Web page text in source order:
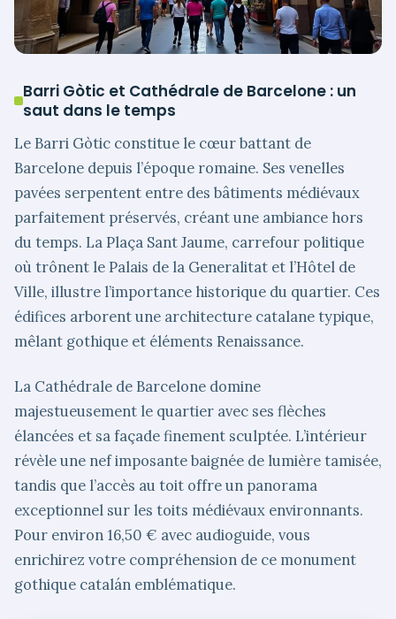
Barri Gòtic et Cathédrale de Barcelone : un
saut dans le temps
Le Barri Gòtic constitue le cœur battant de
Barcelone depuis l’époque romaine. Ses venelles
pavées serpentent entre des bâtiments médiévaux
parfaitement préservés, créant une ambiance hors
du temps. La Plaça Sant Jaume, carrefour politique
où trônent le Palais de la Generalitat et l’Hôtel de
Ville, illustre l’importance historique du quartier. Ces
édifices arborent une architecture catalane typique,
mêlant gothique et éléments Renaissance.
La Cathédrale de Barcelone domine
majestueusement le quartier avec ses flèches
élancées et sa façade finement sculptée. L’intérieur
révèle une nef imposante baignée de lumière tamisée,
tandis que l’accès au toit offre un panorama
exceptionnel sur les toits médiévaux environnants.
Pour environ 16,50 € avec audioguide, vous
enrichirez votre compréhension de ce monument
gothique catalán emblématique.